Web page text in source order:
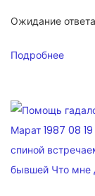
Ожидание
Подробнее